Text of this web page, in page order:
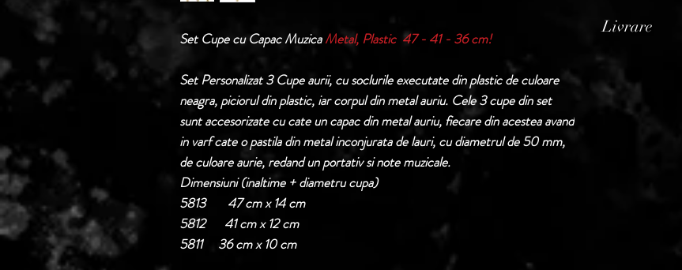
Set Cupe cu Capac MuzicaMetal, Plastic 47 - 41 - 36 cm!
Set Personalizat 3 Cupe aurii, cu soclurile executate din plastic de culoare
neagra, piciorul din plastic, iar corpul din metal auriu. Cele 3 cupe din set
sunt accesorizate cu cate un capac din metal auriu, fiecare din acestea avand
in varf cate o pastila din metal inconjurata de lauri, cu diametrul de 50 mm,
de culoare aurie, redand un portativ si note muzicale.
Dimensiuni (inaltime + diametru cupa)
5813 47 cm x 14 cm
5812 41 cm x 12 cm
5811 36 cm x 10 cm
Livrare
Termen de
confirmarii